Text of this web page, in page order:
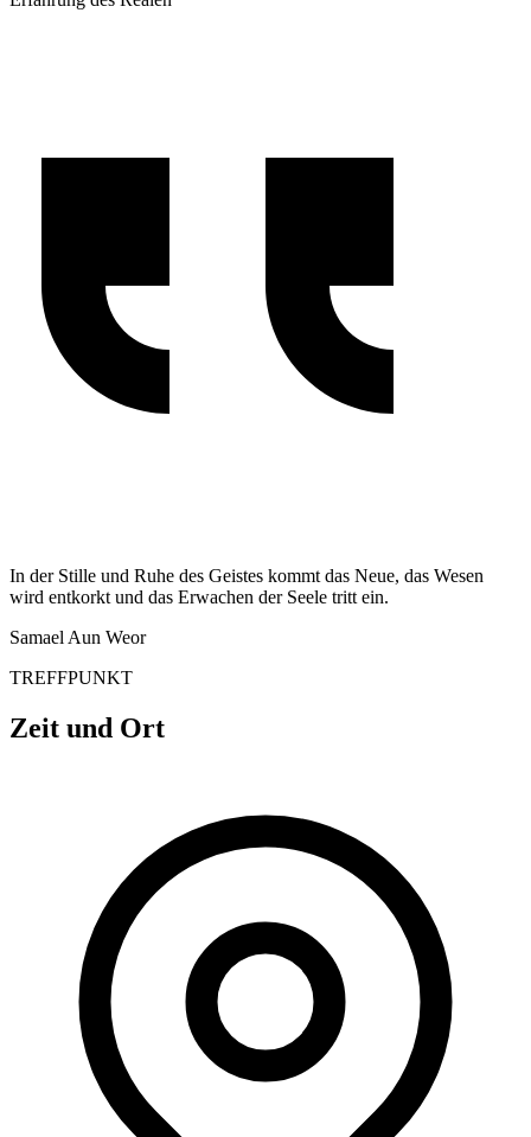
In der Stille und Ruhe des Geistes kommt das Neue, das Wesen
wird entkorkt und das Erwachen der Seele tritt ein.
Samael Aun Weor
TREFFPUNKT
Zeit und Ort